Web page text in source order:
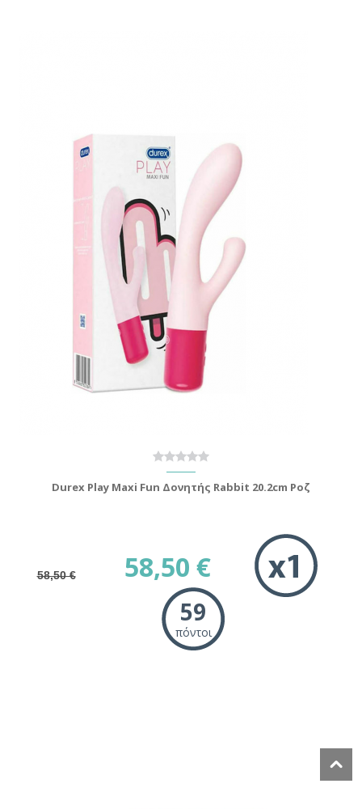
Durex Play Maxi Fun Δονητής Rabbit 20.2cm Ροζ
58,50 € 58,50 €
59
πόντοι